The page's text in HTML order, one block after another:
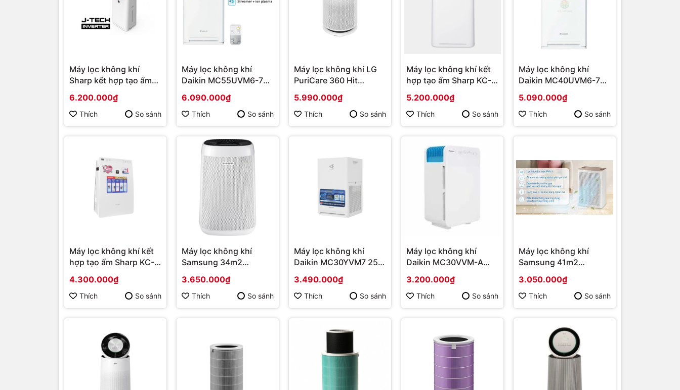
Máy lọc không khí
Sharp kết hợp tạo ẩm
| Hàng chính hãng
6.200.000₫
Thích So sánh
Máy lọc không khí
Daikin MC55UVM6-7
6.090.000₫
Thích So sánh
Máy lọc không khí LG
PuriCare 360 Hit
2023 | Hàng chính
hãng
5.990.000₫
Thích So sánh
Máy lọc không khí kết
hợp tạo ẩm Sharp KC-
Hàng chính hãng
5.200.000₫
Thích So sánh
Máy lọc không khí
Daikin MC40UVM6-7
5.090.000₫
Thích So sánh
Máy lọc không khí kết
hợp tạo ẩm Sharp KC-
Hàng chính hãng
4.300.000₫
Thích So sánh
Máy lọc không khí
Samsung 34m2
Hàng chính hãng
3.650.000₫
Thích So sánh
Máy lọc không khí
Daikin MC30YVM7 25W
3.490.000₫
Thích So sánh
Máy lọc không khí
Daikin MC30VVM-A
Hàng chính hãng
3.200.000₫
Thích So sánh
Máy lọc không khí
Samsung 41m2
Hàng chính hãng
3.050.000₫
Thích So sánh